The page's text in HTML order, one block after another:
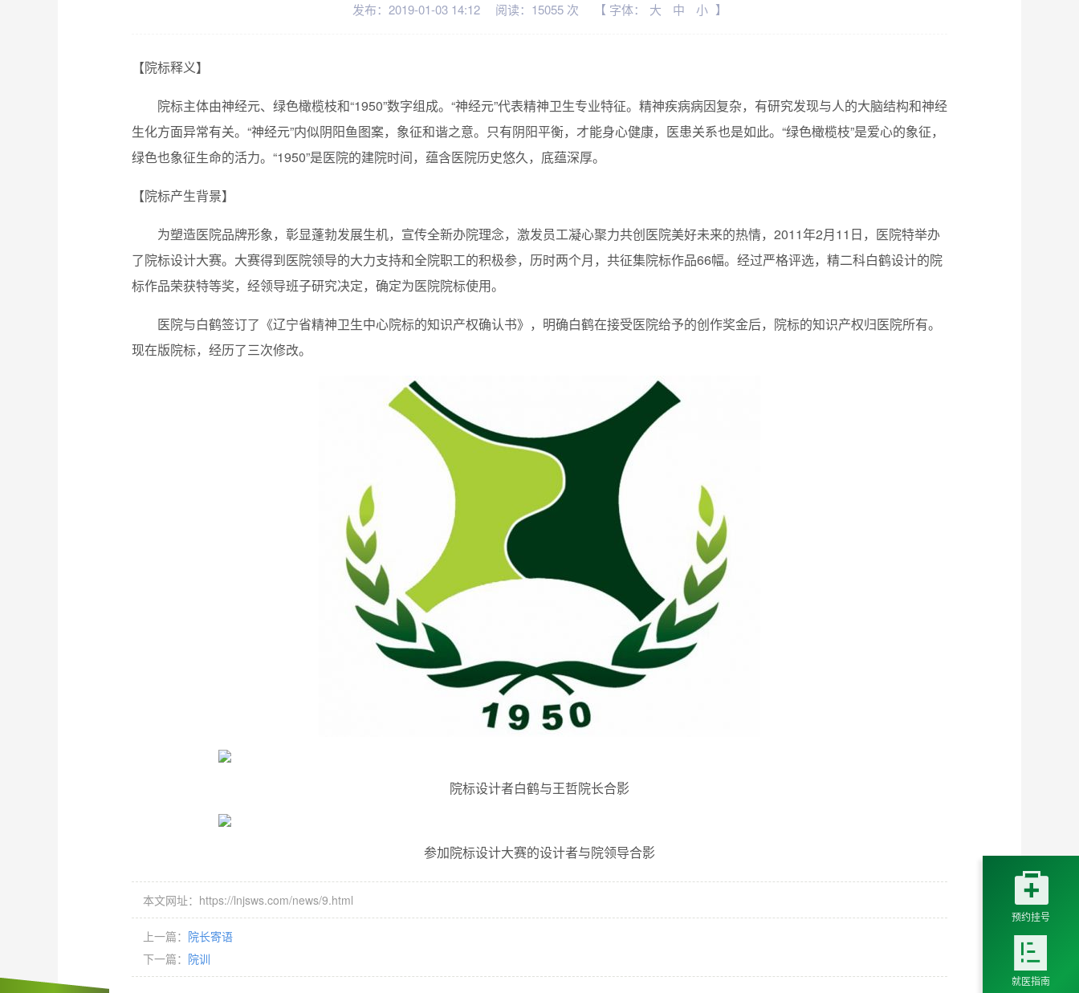
发布：2019-01-03 14:12 阅读：15055 次 【 字体： 大 中 小 】
【院标释义】
院标主体由神经元、绿色橄榄枝和“1950”数字组成。“神经元”代表精神卫生专业特征。精神疾病病因复杂，有研究发现与人的大脑结构和神经
生化方面异常有关。“神经元”内似阴阳鱼图案，象征和谐之意。只有阴阳平衡，才能身心健康，医患关系也是如此。“绿色橄榄枝”是爱心的象征，
绿色也象征生命的活力。“1950”是医院的建院时间，蕴含医院历史悠久，底蕴深厚。
【院标产生背景】
为塑造医院品牌形象，彰显蓬勃发展生机，宣传全新办院理念，激发员工凝心聚力共创医院美好未来的热情，2011年2月11日，医院特举办
了院标设计大赛。大赛得到医院领导的大力支持和全院职工的积极参，历时两个月，共征集院标作品66幅。经过严格评选，精二科白鹤设计的院
标作品荣获特等奖，经领导班子研究决定，确定为医院院标使用。
医院与白鹤签订了《辽宁省精神卫生中心院标的知识产权确认书》，明确白鹤在接受医院给予的创作奖金后，院标的知识产权归医院所有。
现在版院标，经历了三次修改。
院标设计者白鹤与王哲院长合影
参加院标设计大赛的设计者与院领导合影
本文网址：https://lnjsws.com/news/9.html
上一篇： 院长寄语
下一篇： 院训

预约挂号

就医指南